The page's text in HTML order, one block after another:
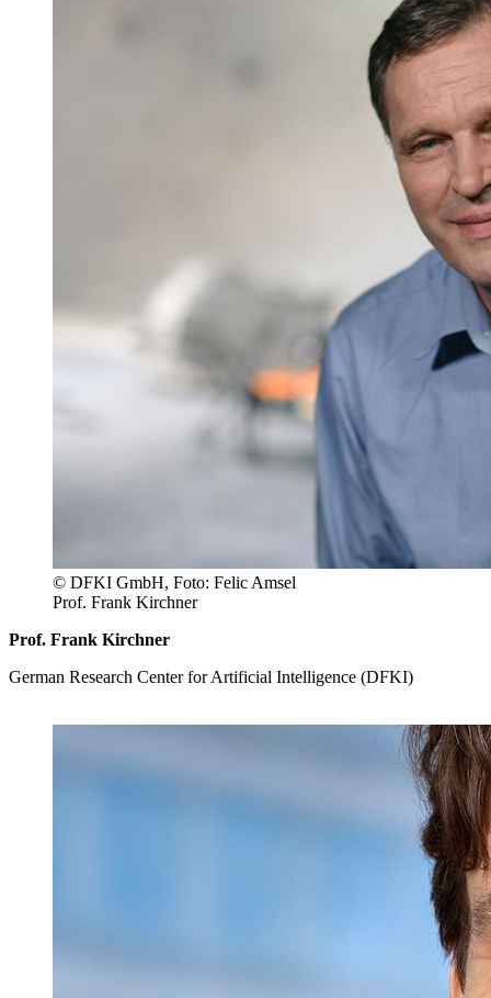
© DFKI GmbH, Foto: Felic Amsel
Prof. Frank Kirchner
Prof. Frank Kirchner
German Research Center for Artificial Intelligence (DFKI)